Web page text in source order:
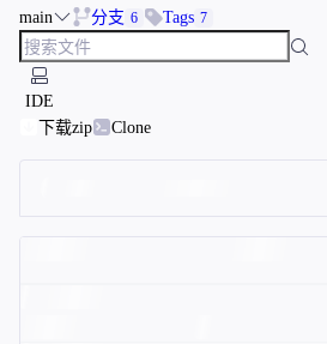
main 分支 6 Tags 7
IDE
下载zip
Clone